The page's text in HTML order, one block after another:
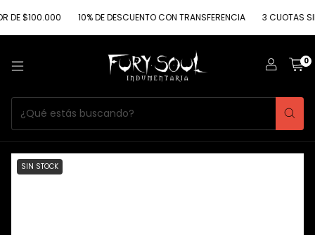
10% DE DESCUENTO CON TRANSFERENCIA 3 CUOTAS SIN
0
SIN STOCK